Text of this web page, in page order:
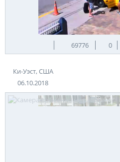
витражами. Рисунки
сюжеты из жизни Спасителя,
Конечно, многое посвящено
история, как Павел стал
земной жизни Иисуса будущий
был ярым гонителем учеников
Уже после Воскресения
Иерусалим. Савлу было
что он лишается зрения и будет
уверует в учение Спасителя и
69776 0
Ки-Уэст, США
06.10.2018